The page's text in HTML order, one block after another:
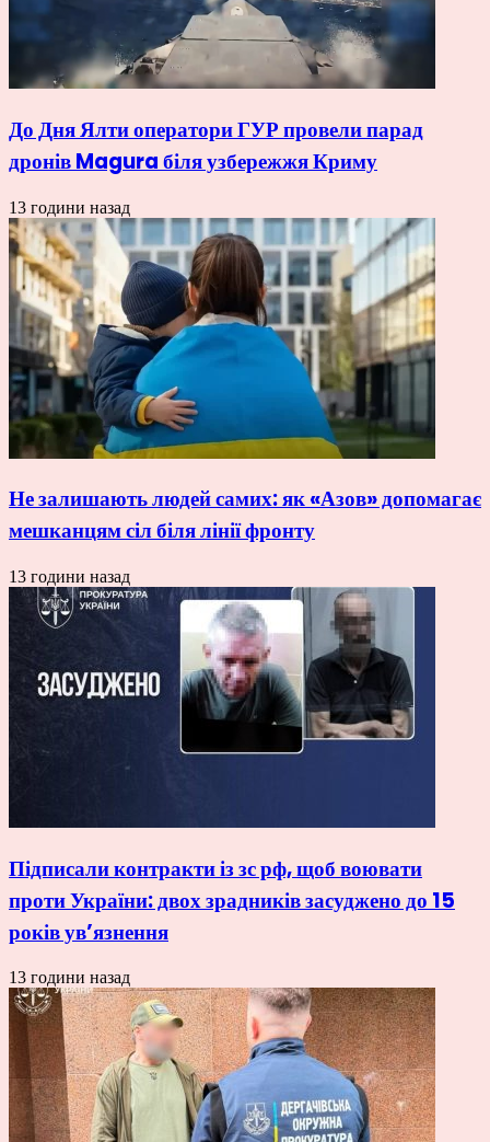
До Дня Ялти оператори ГУР провели парад
дронів Magura біля узбережжя Криму
13 години назад
Не залишають людей самих: як «Азов» допомагає
мешканцям сіл біля лінії фронту
13 години назад
Підписали контракти із зс рф, щоб воювати
проти України: двох зрадників засуджено до 15
років ув’язнення
13 години назад